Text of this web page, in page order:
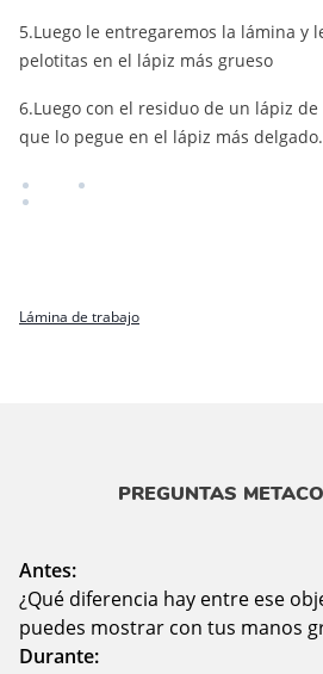
5.Luego le entregaremos la lámina y
pelotitas en el lápiz más grueso
6.Luego con el residuo de un lápiz
que lo pegue en el lápiz más delgado.
Lámina de trabajo
PREGUNTAS
Antes:
¿Qué diferencia hay entre ese
puedes mostrar con tus manos
Durante: